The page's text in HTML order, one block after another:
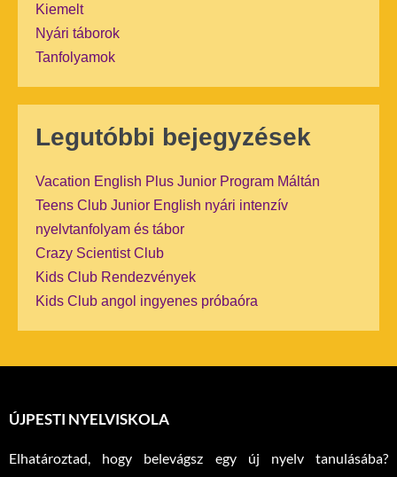
Kiemelt
Nyári táborok
Tanfolyamok
Legutóbbi bejegyzések
Vacation English Plus Junior Program Máltán
Teens Club Junior English nyári intenzív
nyelvtanfolyam és tábor
Crazy Scientist Club
Kids Club Rendezvények
Kids Club angol ingyenes próbaóra
ÚJPESTI NYELVISKOLA
Elhatároztad, hogy belevágsz egy új nyelv tanulásába?